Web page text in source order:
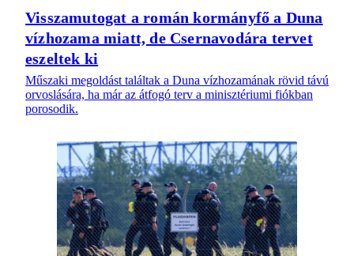
Visszamutogat a román kormányfő a Duna
vízhozama miatt, de Csernavodára tervet
eszeltek ki
Műszaki megoldást találtak a Duna vízhozamának rövid távú
orvoslására, ha már az átfogó terv a minisztériumi fiókban
porosodik.